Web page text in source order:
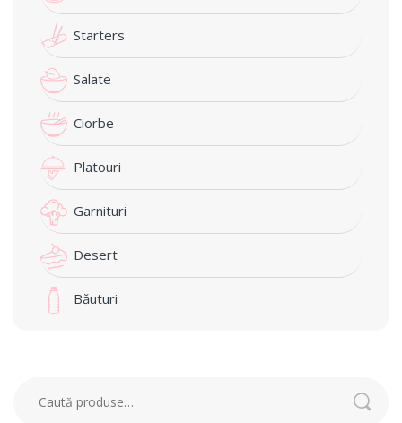
Starters
Salate
Ciorbe
Platouri
Garnituri
Desert
Băuturi